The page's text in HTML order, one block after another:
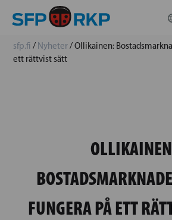
sfp.fi / Nyheter/Ollikainen:
ett rättvist sätt
FUNGERA PÅ ETT